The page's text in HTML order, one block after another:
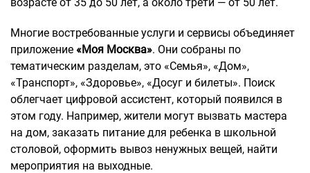
Многие востребованные услуги и сервисы объединяет
приложение «Моя Москва». Они собраны по
тематическим разделам, это «Семья», «Дом»,
«Транспорт», «Здоровье», «Досуг и билеты». Поиск
облегчает цифровой ассистент, который появился в
этом году. Например, жители могут вызвать мастера
на дом, заказать питание для ребенка в школьной
столовой, оформить вывоз ненужных вещей, найти
мероприятия на выходные.